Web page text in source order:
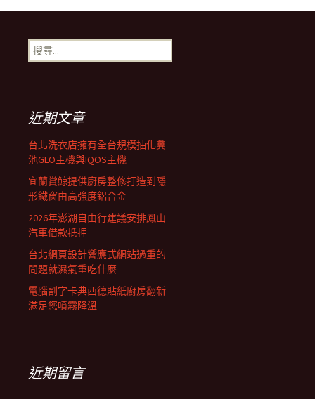
導
航
列
搜
尋
近期文章
台北洗衣店擁有全台規模抽化糞
池GLO主機與IQOS主機
宜蘭賞鯨提供廚房整修打造到隱
形鐵窗由高強度鋁合金
2026年澎湖自由行建議安排鳳山
汽車借款抵押
台北網頁設計響應式網站過重的
問題就濕氣重吃什麼
電腦割字卡典西德貼紙廚房翻新
滿足您噴霧降溫
近期留言